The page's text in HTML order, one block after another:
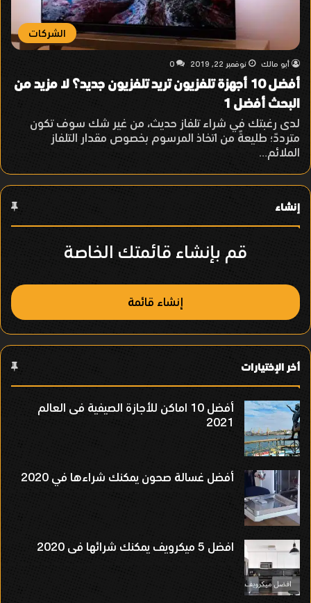
الشركات
أبو مالك نوفمبر 22, 2019 0
أفضل 10 أجهزة تلفزيون تريد تلفزيون جديد؟ لا مزيد من
البحث أفضل 1
لدى رغبتك في شراء تلفاز حديث، من غير شك سوف تكون
مترددً؛ طليعةً من اتخاذ المرسوم بخصوص مقدار التلفاز
الملائم…
إنشاء
قم بإنشاء قائمتك الخاصة
إنشاء قائمة
أخر الإختيارات
أفضل 10 اماكن للأجازة الصيفية فى العالم
2021
أفضل غسالة صحون يمكنك شراءها في 2020
افضل 5 ميكرويف يمكنك شرائها فى 2020